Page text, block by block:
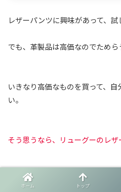
レザーパンツに興味があって、試
でも、革製品は高価なのでためら
いきなり高価なものを買って、
い。
そう思うなら、リューグーのレザ
安価にレザーパンツを試せます。
ホーム トップ